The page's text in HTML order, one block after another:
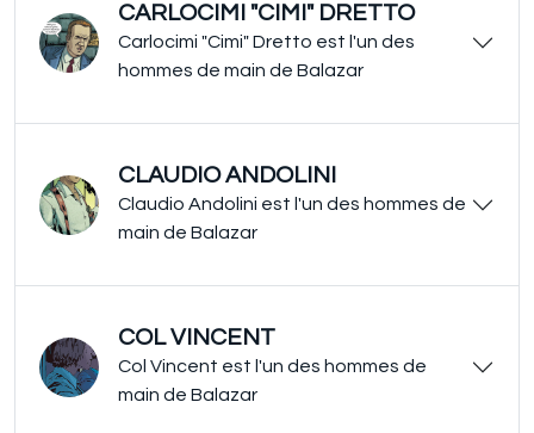
CARLOCIMI "CIMI" DRETTO
Carlocimi "Cimi" Dretto est l'un des
hommes de main de Balazar
CLAUDIO ANDOLINI
Claudio Andolini est l'un des hommes de
main de Balazar
COL VINCENT
Col Vincent est l'un des hommes de
main de Balazar